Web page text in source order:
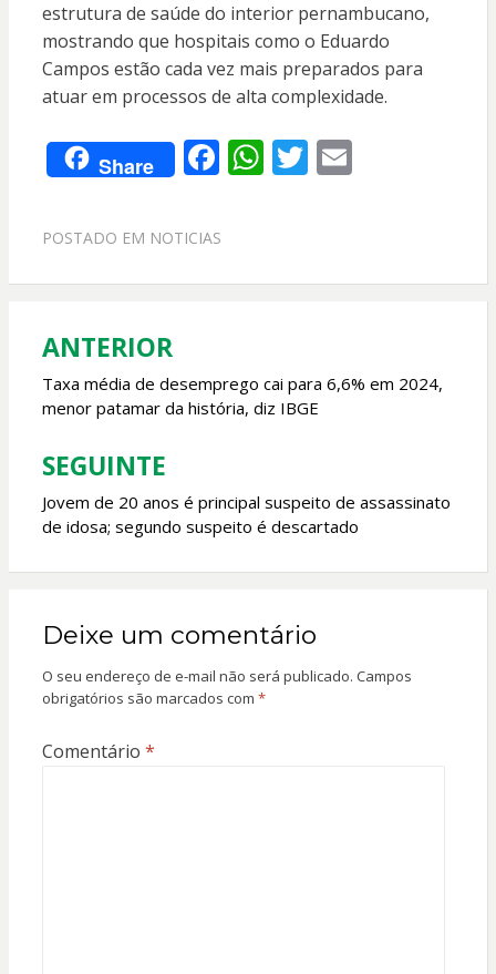
estrutura de saúde do interior pernambucano,
mostrando que hospitais como o Eduardo
Campos estão cada vez mais preparados para
atuar em processos de alta complexidade.
Share F
e
o
k
W
A
p
T E
POSTADO EM NOTICIAS
Navegação
de
Post
ANTERIOR
Taxa média de desemprego cai para 6,6% em 2024,
menor patamar da história, diz IBGE
SEGUINTE
Jovem de 20 anos é principal suspeito de assassinato
de idosa; segundo suspeito é descartado
Deixe um comentário
O seu endereço de e-mail não será publicado. Campos
obrigatórios são marcados com *
Comentário *